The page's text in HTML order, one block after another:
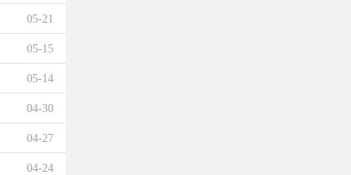
05-21
05-15
05-14
04-30
04-27
04-24